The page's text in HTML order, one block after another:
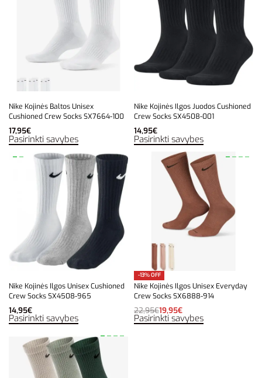
Nike Kojinės Baltos Unisex
Cushioned Crew Socks SX7664-100
17,95€
Pasirinkti savybes
Nike Kojinės Ilgos Juodos Cushioned
Crew Socks SX4508-001
14,95€
Pasirinkti savybes
Nike Kojinės Ilgos Unisex Cushioned
Crew Socks SX4508-965
14,95€
Pasirinkti savybes
-13% OFF
Nike Kojinės Ilgos Unisex Everyday
Crew Socks SX6888-914
22,95€19,95€
Pasirinkti savybes